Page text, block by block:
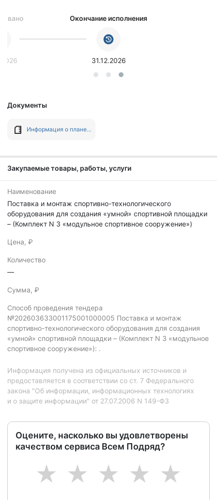
Окончание исполнения
31.12.2026
Документы
Информация о плане-графике №202603633001175001 от 12.03.2026
Закупаемые товары, работы, услуги
Наименование
Поставка и монтаж спортивно-технологического
оборудования для создания «умной» спортивной площадки
– (Комплект N 3 «модульное спортивное сооружение»)
Цена, ₽
Количество
—
Сумма, ₽
Способ проведения тендера
№202603633001175001000005 Поставка и монтаж
спортивно-технологического оборудования для создания
«умной» спортивной площадки – (Комплект N 3 «модульное
спортивное сооружение»): .
Информация получена из официальных источников и
предоставляется в соответствии со ст. 7 Федерального
закона "Об информации, информационных технологиях
и о защите информации" от 27.07.2006 N 149-ФЗ
Оцените, насколько вы удовлетворены
качеством сервиса Всем Подряд?
5
4
3
2
1